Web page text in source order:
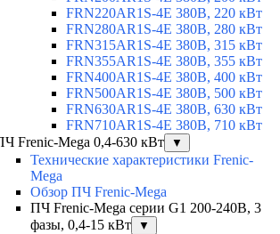
FRN220AR1S-4E 380В, 220 кВт
FRN280AR1S-4E 380В, 280 кВт
FRN315AR1S-4E 380В, 315 кВт
FRN355AR1S-4E 380В, 355 кВт
FRN400AR1S-4E 380В, 400 кВт
FRN500AR1S-4E 380В, 500 кВт
FRN630AR1S-4E 380В, 630 кВт
FRN710AR1S-4E 380В, 710 кВт
Frenic-Mega 0,4-630 кВт
▼
Технические характеристики Frenic-
Mega
Обзор ПЧ Frenic-Mega
ПЧ Frenic-Mega серии G1 200-240В, 3
фазы, 0,4-15 кВт
▼